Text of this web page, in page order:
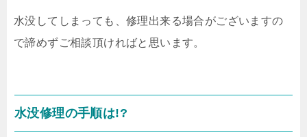
水没してしまっても、修理出来る場合がございますの
で諦めずご相談頂ければと思います。
水没修理の手順は!?